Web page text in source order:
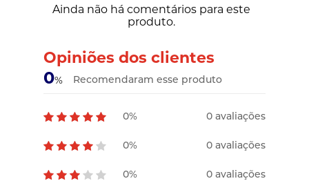
Ainda não há comentários para este
produto.
Opiniões dos clientes
0% Recomendaram esse produto
0% 0 avaliações
0% 0 avaliações
0% 0 avaliações